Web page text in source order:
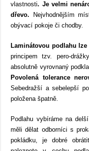
vlastnosti. Je velmi
dřevo.
Nejvhodnějším
obývací pokoje či chodby.
Laminátovou podlahu
principem tzv. pero-
absolutně vyrovnaný
Povolená tolerance
Sebedražší a sebelepší
položena špatně.
Podlahu vybíráme na
měli dělat odborníci s
pokládku, je dobré